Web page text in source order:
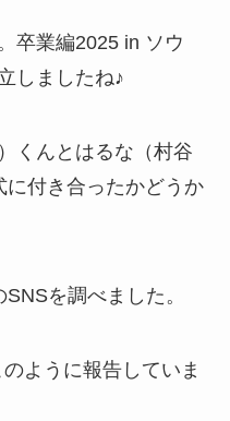
卒業編2025 in ソウ
しましたね♪
くんとはるな（村谷
付き合ったかどうか
を調べました。
ように報告していま